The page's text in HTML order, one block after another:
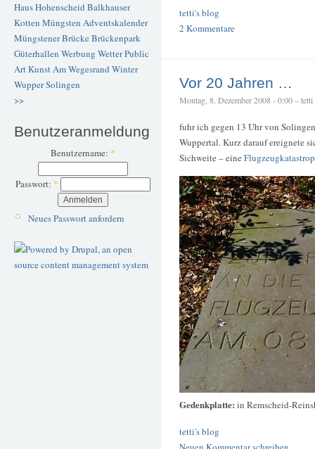
Haus Hohenscheid Balkhauser
Kotten Müngsten Adventskalender
Müngstener BrückeBrückenpark
Güterhallen Werbung WetterPublic
ArtKunstAm Wegesrand Winter
WupperSolingen
>>
Benutzeranmeldung
Benutzername: *
Passwort: *
Neues Passwort anfordern
tetti's blog
2 Kommentare
Vor 20 Jahren …
Montag, 8. Dezember 2008 - 0:00 – tetti
fuhr ich gegen 13 Uhr von
Wuppertal. Kurz darauf ereignete
Sichweite – eine
Gedenkplatte: in Remscheid-
tetti's blog